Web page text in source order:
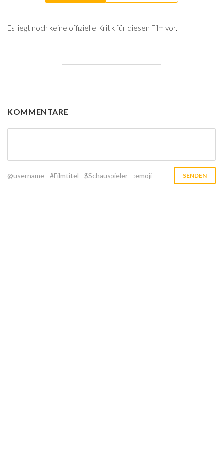
Es liegt noch keine offizielle Kritik für diesen Film vor.
KOMMENTARE
@username #Filmtitel $Schauspieler :emoji